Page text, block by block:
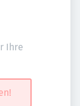
Ihre